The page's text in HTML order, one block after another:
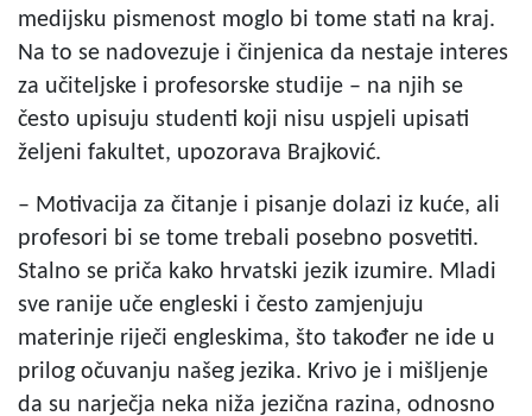
medijsku pismenost moglo bi tome stati na kraj.
Na to se nadovezuje i činjenica da nestaje interes
za učiteljske i profesorske studije – na njih se
često upisuju studenti koji nisu uspjeli upisati
željeni fakultet, upozorava Brajković.
– Motivacija za čitanje i pisanje dolazi iz kuće, ali
profesori bi se tome trebali posebno posvetiti.
Stalno se priča kako hrvatski jezik izumire. Mladi
sve ranije uče engleski i često zamjenjuju
materinje riječi engleskima, što također ne ide u
prilog očuvanju našeg jezika. Krivo je i mišljenje
da su narječja neka niža jezična razina, odnosno